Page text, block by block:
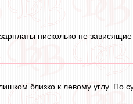
нисколько не
близко к левому углу. По